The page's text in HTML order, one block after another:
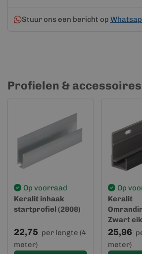
Stuur ons een bericht op
Profielen & accessoires
Op voorraad
Keralit inhaak
startprofiel (2808)
22,75 per lengte (4
meter)
Op
Keralit
Zwart
25,96
meter)